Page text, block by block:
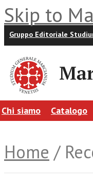
Skip to
Gruppo Editoriale
Chi siamo Catalogo
Home /